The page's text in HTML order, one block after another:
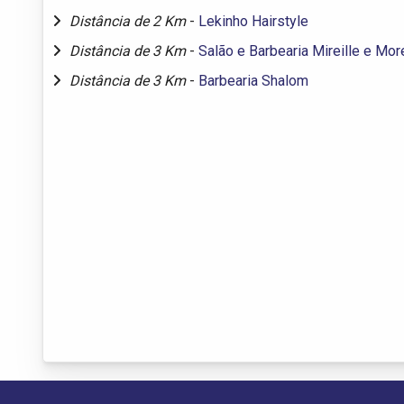
Distância de 2 Km - Lekinho Hairstyle
Distância de 3 Km - Salão e Barbearia Mireille e
Distância de 3 Km - Barbearia Shalom